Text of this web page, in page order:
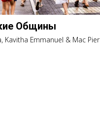
Общины
Kavitha Emmanuel & Mac Pier